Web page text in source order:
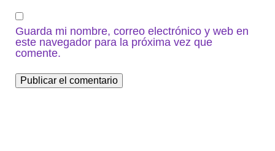
Guarda mi nombre, correo electrónico y web en
este navegador para la próxima vez que
comente.